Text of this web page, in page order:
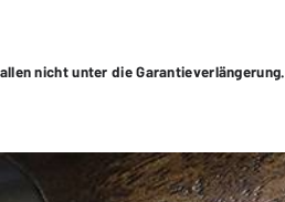
nicht unter die Garantieverlängerung.